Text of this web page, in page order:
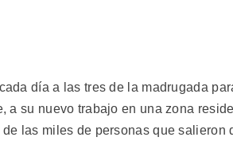
día a las tres de la madrugada
a su nuevo trabajo en una zona
las miles de personas que salieron